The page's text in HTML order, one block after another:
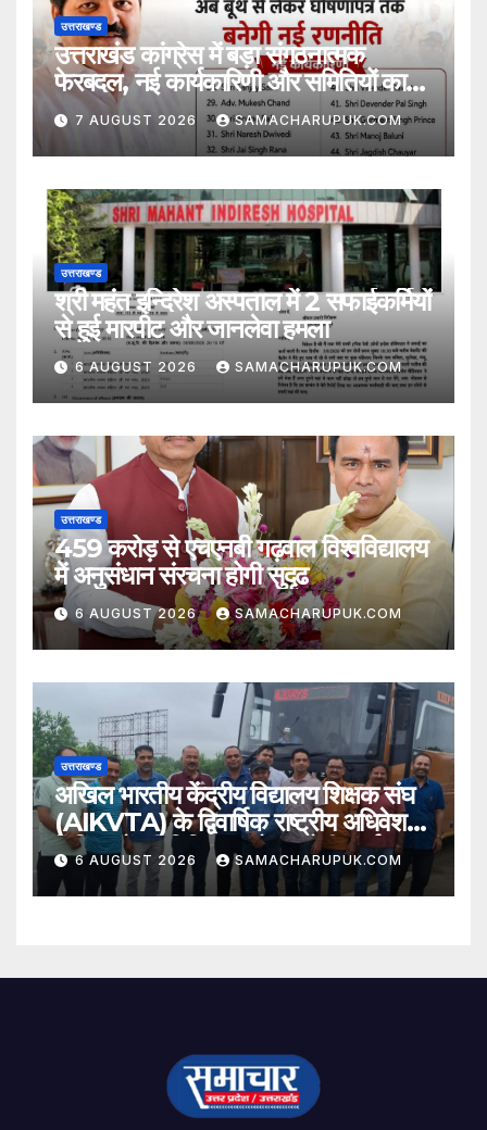
उत्तराखण्ड
उत्तराखंड कांग्रेस में बड़ा संगठनात्मक
फेरबदल, नई कार्यकारिणी और समितियों का
गठन7 AUGUST 2026 SAMACHARUPUK.COM
उत्तराखण्ड
श्री महंत इन्दिरेश अस्पताल में 2 सफाईकर्मियों
से हुई मारपीट और जानलेवा हमला
6 AUGUST 2026 SAMACHARUPUK.COM
उत्तराखण्ड
459 करोड़ से एचएनबी गढ़वाल विश्वविद्यालय
में अनुसंधान संरचना होगी सुदृढ
6 AUGUST 2026 SAMACHARUPUK.COM
उत्तराखण्ड
अखिल भारतीय केंद्रीय विद्यालय शिक्षक संघ
(AIKVTA) के द्विवार्षिक राष्ट्रीय अधिवेशन
में शिक्षकों की विभिन्न मांगो पर होगी चर्चा
6 AUGUST 2026 SAMACHARUPUK.COM